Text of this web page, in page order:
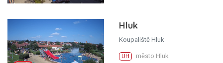
Hluk
Koupaliště Hluk
UH město Hluk